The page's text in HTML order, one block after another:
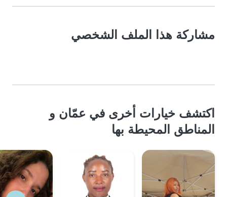
مشاركة هذا الملف الشخصي
اكتشف خيارات أخرى في عمّان و
المناطق المحيطة بها